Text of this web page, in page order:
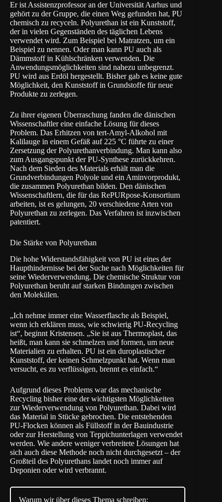
Er ist Assistenzprofessor an derUniversität Aarhus und
gehört zu der Gruppe, die einen Weg gefunden hat, PU
chemisch zu recyceln. Polyurethan ist ein Kunststoff,
der in vielen Gegenständen des täglichen Lebens
verwendet wird. Zum Beispiel bei Matratzen, um ein
Beispiel zu nennen. Oder man kann PU auch als
Dämmstoff in Kühlschränken verwenden. Die
Anwendungsmöglichkeiten sind nahezu unbegrenzt.
PU wird aus Erdöl hergestellt. Bisher gab es keine gute
Möglichkeit, den Kunststoff in Grundstoffe für neue
Produkte zu zerlegen.
Zu ihrer eigenen Überraschung fanden die dänischen
Wissenschaftler eine einfache Lösung für dieses
Problem. Das Erhitzen von tert-Amyl-Alkohol mit
Kalilauge in einem Gefäß auf 225 °C führte zu einer
Zersetzung der Polyurethanverbindung. Man kann also
zum Ausgangspunkt der PU-Synthese zurückkehren.
Nach dem Sieden des Materials erhält man die
Grundverbindungen Polyole und ein Aminvorprodukt,
die zusammen Polyurethan bilden. Den dänischen
Wissenschaftlern, die für das RePURpose-Konsortium
arbeiten, ist es gelungen, 20 verschiedene Arten von
Polyurethan zu zerlegen. Das Verfahren ist inzwischen
patentiert.
Die Stärke von Polyurethan
Die hohe Widerstandsfähigkeit von PU ist eines der
Haupthindernisse bei der Suche nach Möglichkeiten für
seine Wiederverwendung. Die chemische Struktur von
Polyurethan beruht auf starken Bindungen zwischen
den Molekülen.
„Ich nehme immer eine Wasserflasche als Beispiel,
wenn ich erklären muss, wie schwierig PU-Recycling
ist“, beginnt Kristensen. „Sie ist aus Thermoplast, das
heißt, man kann sie schmelzen und formen, um neue
Materialien zu erhalten. PU ist ein duroplastischer
Kunststoff, der keinen Schmelzpunkt hat. Wenn man
versucht, es zu verflüssigen, brennt es einfach.“
Aufgrund dieses Problems war das mechanische
Recycling bisher eine der wichtigsten Möglichkeiten
zur Wiederverwendung von Polyurethan. Dabei wird
das Material in Stücke gebrochen. Die entstehenden
PU-Flocken können als Füllstoff in der Bauindustrie
oder zur Herstellung von Teppichunterlagen verwendet
werden. Wie andere weniger verbreitete Lösungen hat
sich auch diese Methode noch nicht durchgesetzt – der
Großteil des Polyurethans landet noch immer auf
Deponien oder wird verbrannt.
Warum wir über dieses Thema schreiben: